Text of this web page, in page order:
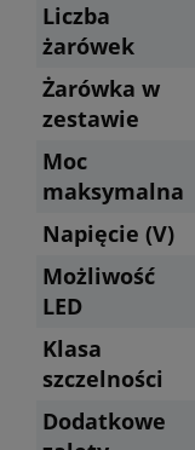
Liczba
żarówek
Żarówka w
zestawie
Moc
maksymalna
Napięcie (V)
Możliwość
LED
Klasa
szczelności
Dodatkowe